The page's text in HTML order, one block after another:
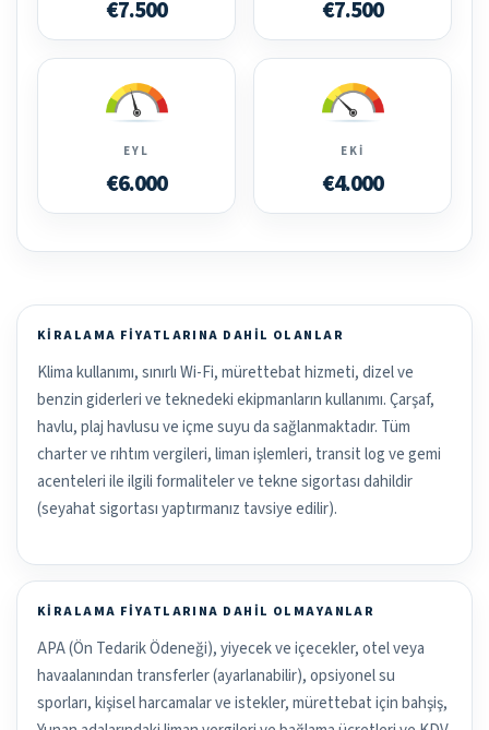
€7.500 €7.500
EYL
€6.000
EKI
€4.000
KIRALAMA FIYATLARINA DAHIL OLANLAR
Klima kullanımı, sınırlı Wi-Fi, mürettebat hizmeti, dizel ve
benzin giderleri ve teknedeki ekipmanların kullanımı. Çarşaf,
havlu, plaj havlusu ve içme suyu da sağlanmaktadır. Tüm
charter ve rıhtım vergileri, liman işlemleri, transit log ve gemi
acenteleri ile ilgili formaliteler ve tekne sigortası dahildir
(seyahat sigortası yaptırmanız tavsiye edilir).
KIRALAMA FIYATLARINA DAHIL OLMAYANLAR
APA (Ön Tedarik Ödeneği), yiyecek ve içecekler, otel veya
havaalanından transferler (ayarlanabilir), opsiyonel su
sporları, kişisel harcamalar ve istekler, mürettebat için bahşiş,